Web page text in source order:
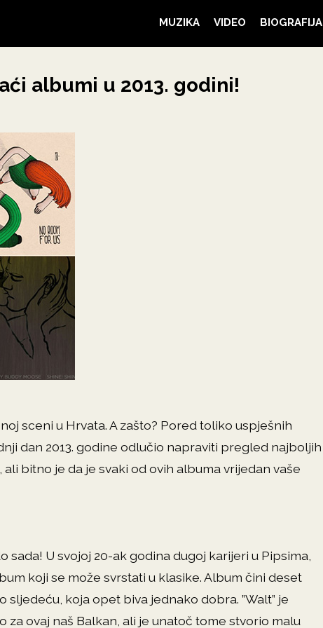
MUZIKA VIDEO BIOGRAFIJA
albumi u 2013. godini!
sceni u Hrvata. A zašto? Pored toliko uspješnih
dan 2013. godine odlučio napraviti pregled najboljih
bitno je da je svaki od ovih albuma vrijedan vaše
U svojoj 20-ak godina dugoj karijeri u Pipsima,
koji se može svrstati u klasike. Album čini deset
koja opet biva jednako dobra. ”Walt” je
ovaj naš Balkan, ali je unatoč tome stvorio malu